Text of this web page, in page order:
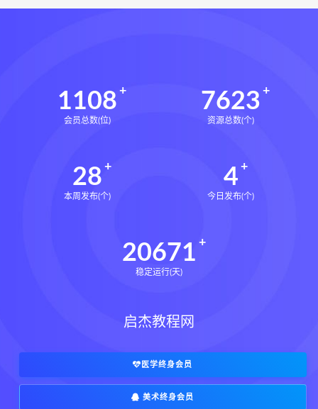
1108
会员总数(位)
7623
资源总数(个)
28
本周发布(个)
4
今日发布(个)
20671
稳定运行(天)
启杰教程网
医学终身会员
美术终身会员